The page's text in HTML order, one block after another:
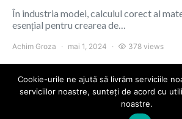
În industria modei, calculul corect al
esențial pentru crearea de…
Achim Groza mai 1, 2024 378 views
Colours of Cluj
Cookie-urile ne ajută să livrăm serviciile
serviciilor noastre, sunteți de acord cu
noastre.